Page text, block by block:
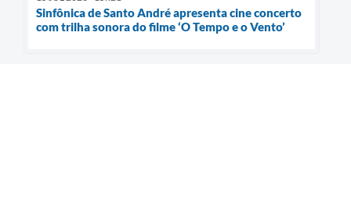
Sinfônica de Santo André apresenta cine concerto
com trilha sonora do filme ‘O Tempo e o Vento’